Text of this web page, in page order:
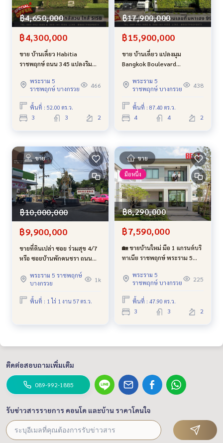
฿4,650,000
฿4,300,000
ขาย บ้านเดี่ยว Habitia
ราชพฤกษ์ ถนน 345 แปลงริม
สารสาสน์ และ SISB
พระราม 5
ราชพฤกษ์ บางกรวย
466
พื้นที่ : 52.00 ตร.ว.
3 3 2
฿17,900,000
฿15,900,000
ขาย บ้านเดี่ยว แปลงมุม
Bangkok Boulevard
2) โครงการ ใกล้วงเวียนพระราม
5 บ้านไซส์ใหญ่สุด และ บ้านเลข
ที่มหาเฮง 99 บ้านคนดัง อยู่แล้ว
รวย
พระราม 5
ราชพฤกษ์ บางกรวย
438
พื้นที่ : 87.40 ตร.ว.
4 4 2
ขาย
฿10,000,000
฿9,900,000
ขายที่ดินเปล่า ซอย ร่วมสุข 4/7
หรือ ซอยบ้านพักคนชรา ถนน
ปทุมธานี
พระราม 5 ราชพฤกษ์
บางกรวย
1k
พื้นที่ : 1 ไร่ 1 งาน 57 ตร.ว.
ขาย
มือหนึ่ง
฿8,290,000
฿7,590,000
🏡 ขายบ้านใหม่ มือ 1 แกรนด์บริ
ทาเนีย ราชพฤกษ์ พระราม 5
โครงการติดถนนใหญ่ ใจกลาง
ราชพฤกษ์
พระราม 5
ราชพฤกษ์ บางกรวย
225
พื้นที่ : 47.90 ตร.ว.
3 3 2
ติดต่อสอบถามเพิ่มเติม
089-992-1885
รับข่าวสารรายการ คอนโด และบ้าน ราคาโดนใจ